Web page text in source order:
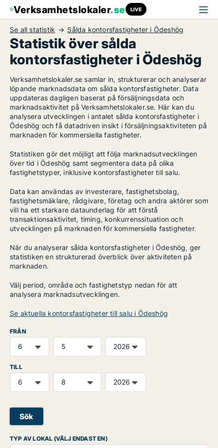
Verksamhetslokaler.se LIVE
Se all statistik Sålda kontorsfastigheter i Ödeshög
Statistik över sålda
kontorsfastigheter i Ödeshög
Verksamhetslokaler.se samlar in, strukturerar och analyserar
löpande marknadsdata om sålda kontorsfastigheter. Data
uppdateras dagligen baserat på försäljningsdata och
marknadsaktivitet på Verksamhetslokaler.se. Här kan du
analysera utvecklingen i antalet sålda kontorsfastigheter i
Ödeshög och få datadriven insikt i försäljningsaktiviteten på
marknaden för kommersiella fastigheter.
Statistiken gör det möjligt att följa marknadsutvecklingen
över tid i Ödeshög samt segmentera data på olika
fastighetstyper, inklusive kontorsfastigheter till salu.
Data kan användas av investerare, fastighetsbolag,
fastighetsmäklare, rådgivare, företag och andra aktörer som
vill ha ett starkare dataunderlag för att förstå
transaktionsaktivitet, timing, konkurrenssituation och
utvecklingen på marknaden för kommersiella fastigheter.
När du analyserar sålda kontorsfastigheter i Ödeshög, ger
statistiken en strukturerad överblick över aktiviteten på
marknaden.
Välj period, område och fastighetstyp nedan för att
analysera marknadsutvecklingen.
Se aktuella kontorsfastigheter till salu i Ödeshög
FRÅN
TILL
Sök
TYP AV LOKAL (VÄLJ ENDAST EN)